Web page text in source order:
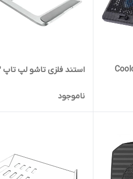
استند فلزی تاشو لپ تاپ Coolcold U2
ناموجود